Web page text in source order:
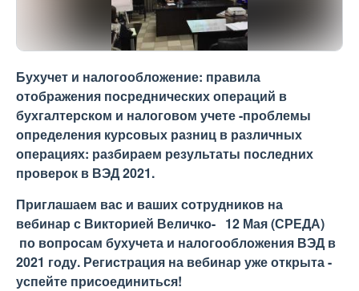
Бухучет и налогообложение: правила
отображения посреднических операций в
бухгалтерском и налоговом учете -проблемы
определения курсовых разниц в различных
операциях: разбираем результаты последних
проверок в ВЭД 2021.
Приглашаем вас и ваших сотрудников на
вебинар с Викторией Величко- 12 Мая (СРЕДА)
по вопросам бухучета и налогообложения ВЭД в
2021 году. Регистрация на вебинар уже открыта -
успейте присоединиться!